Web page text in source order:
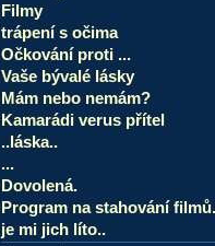
Filmy
trápení s očima
Očkování proti ...
Vaše bývalé lásky
Mám nebo nemám?
Kamarádi verus přítel
..láska..
...
Dovolená.
Program na stahování
je mi jich líto..